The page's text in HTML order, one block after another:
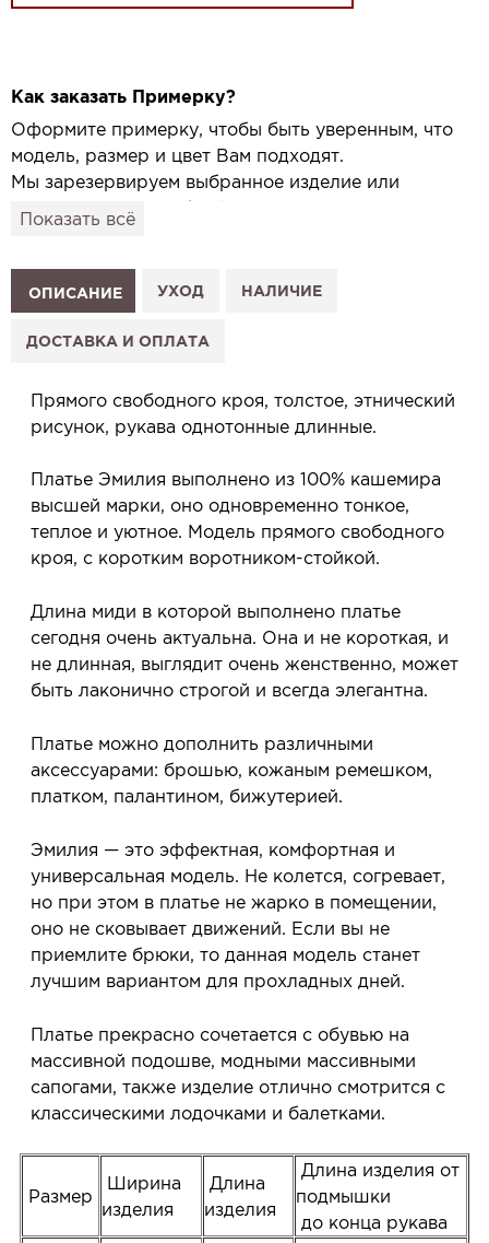
Как заказать Примерку?
Оформите примерку, чтобы быть уверенным, что
модель, размер и цвет Вам подходят.
Мы зарезервируем выбранное изделие или
привезём его в удобный для вас салон и
1. Выберите изделие на сайте.
2. Нажмите «Заказать примерку» и выберите салон.
3. Заполните форму и отправьте заявку.
сообщим, когда изделие будет готово к примерке.
покупать или нет.
Планируйте визит в удобное для Вас время -
резерв действует 5 дней.
Показать всё
ОПИСАНИЕ УХОД НАЛИЧИЕ
ДОСТАВКА И ОПЛАТА
Прямого свободного кроя, толстое, этнический
рисунок, рукава однотонные длинные.
Платье Эмилия выполнено из 100% кашемира
высшей марки, оно одновременно тонкое,
теплое и уютное. Модель прямого свободного
кроя, с коротким воротником-стойкой.
Длина миди в которой выполнено платье
сегодня очень актуальна. Она и не короткая, и
не длинная, выглядит очень женственно, может
быть лаконично строгой и всегда элегантна.
Платье можно дополнить различными
аксессуарами: брошью, кожаным ремешком,
платком, палантином, бижутерией.
Эмилия — это эффектная, комфортная и
универсальная модель. Не колется, согревает,
но при этом в платье не жарко в помещении,
оно не сковывает движений. Если вы не
приемлите брюки, то данная модель станет
лучшим вариантом для прохладных дней.
Платье прекрасно сочетается с обувью на
массивной подошве, модными массивными
сапогами, также изделие отлично смотрится с
классическими лодочками и балетками.
Размер
Ширина
изделия
Длина
изделия
Длина изделия от
подмышки
до конца рукава